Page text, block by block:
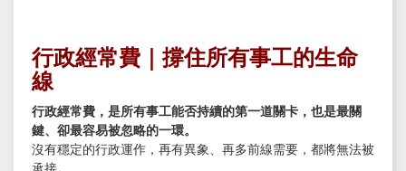
行政經常費｜撐住所有事工的生命
線
行政經常費，是所有事工能否持續的第一道關卡，也是最關
鍵、卻最容易被忽略的一環。
沒有穩定的行政運作，再有異象、再多前線需要，都將無法被
承接。